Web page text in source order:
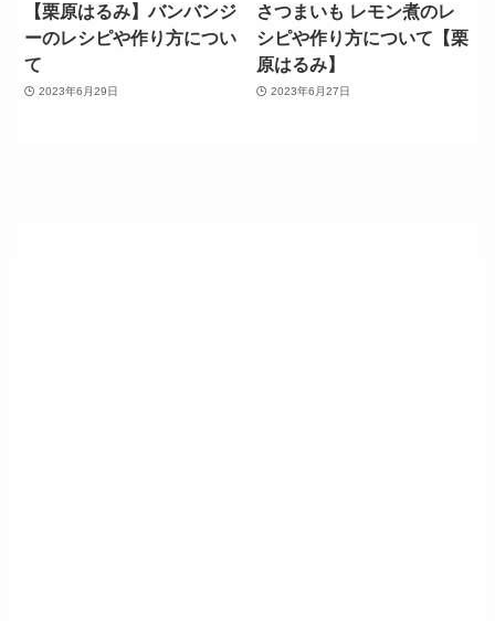
【栗原はるみ】バンバンジ
ーのレシピや作り方につい
て
2023年6月29日
さつまいも レモン煮のレ
シピや作り方について【栗
原はるみ】
2023年6月27日